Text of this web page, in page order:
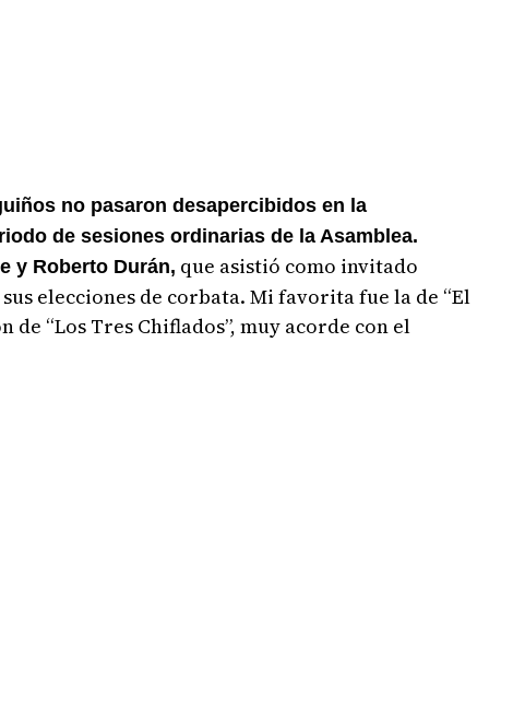
no pasaron desapercibidos en la
de sesiones ordinarias de la Asamblea.
y Roberto Durán, que asistió como invitado
elecciones de corbata. Mi favorita fue la de “El
de “Los Tres Chiflados”, muy acorde con el